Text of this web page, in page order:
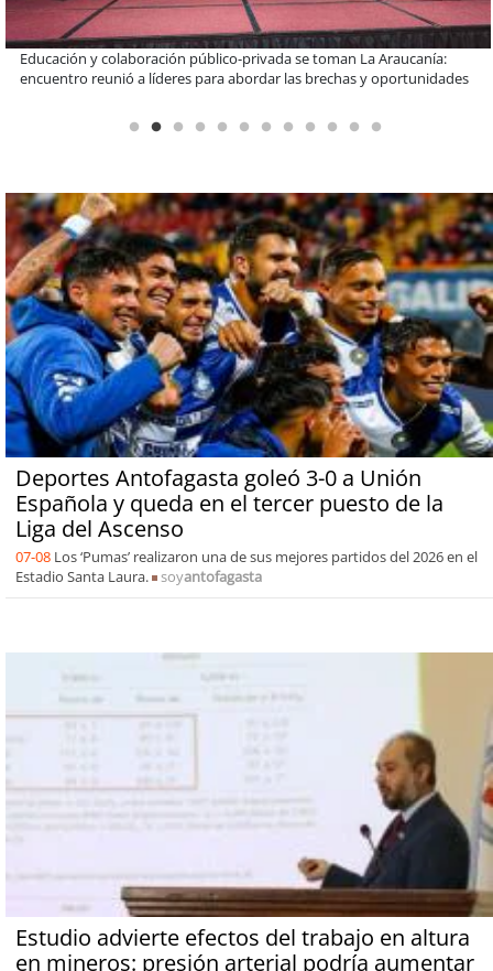
Llaman a interiorizarse de los programas de estudios para postular
informado al SAE
Deportes Antofagasta goleó 3-0 a Unión
Española y queda en el tercer puesto de la
Liga del Ascenso
07-08 Los ‘Pumas’ realizaron una de sus mejores partidos del 2026 en el
Estadio Santa Laura.
soyantofagasta
Estudio advierte efectos del trabajo en altura
en mineros: presión arterial podría aumentar